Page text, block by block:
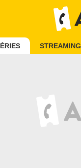
STREAMING